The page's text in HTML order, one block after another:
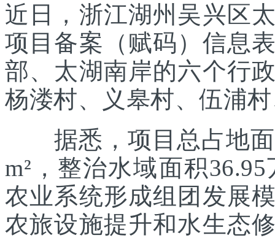
近日，浙江湖州吴兴区
项目备案（赋码）信息
部、太湖南岸的六个行
杨溇村、义皋村、伍浦
据悉，项目总占地面
m²，整治水域面积
农业系统形成组团发展
农旅设施提升和水生态